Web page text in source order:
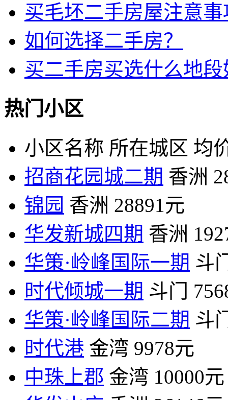
买毛坯二手房屋注意事
如何选择二手房？
买二手房买选什么地段
热门小区
小区名称 所在城区 均
招商花园城二期 香洲
锦园 香洲 28891元
华发新城四期 香洲
华策·岭峰国际一期 斗
时代倾城一期 斗门
华策·岭峰国际二期 斗
时代港 金湾 9978元
中珠上郡 金湾 10000元